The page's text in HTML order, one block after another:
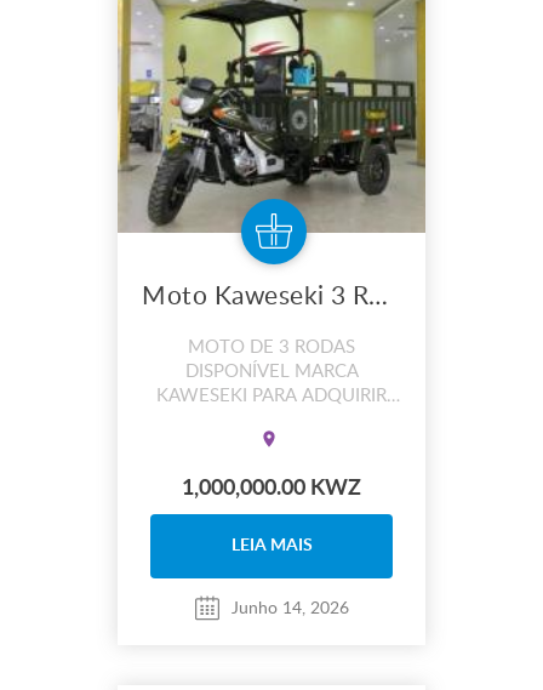
Moto Kaweseki 3 Rodas
MOTO DE 3 RODAS
DISPONÍVEL MARCA
KAWESEKI PARA ADQUIRIR
1,000,000.00 KWZ
LEIA MAIS
Junho 14, 2026